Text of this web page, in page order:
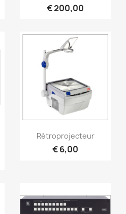
€ 200,00
Snel bekijken
Rétroprojecteur
€ 6,00